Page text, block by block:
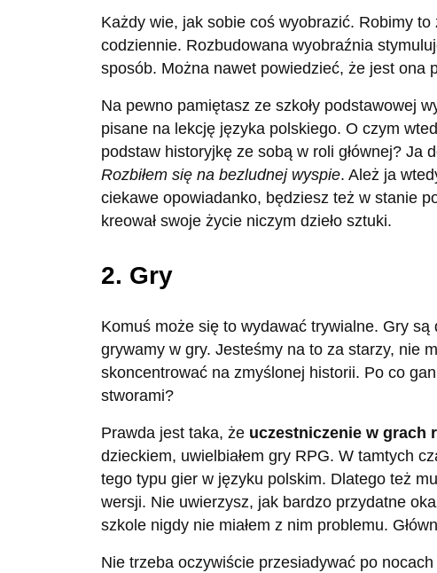
Każdy wie, jak sobie coś wyobrazić. Robimy
codziennie. Rozbudowana wyobraźnia
sposób. Można nawet powiedzieć, że jest ona
Na pewno pamiętasz ze szkoły podstawowej
pisane na lekcję języka polskiego. O czym
podstaw historyjkę ze sobą w roli głównej? Ja
Rozbiłem się na bezludnej wyspie. Ależ ja
ciekawe opowiadanko, będziesz też w stanie
kreował swoje życie niczym dzieło sztuki.
2. Gry
Komuś może się to wydawać trywialne. Gry
grywamy w gry. Jesteśmy na to za starzy, nie
skoncentrować na zmyślonej historii. Po co
stworami?
Prawda jest taka, że uczestniczenie w grach
dzieckiem, uwielbiałem gry RPG. W tamtych
tego typu gier w języku polskim. Dlatego też
wersji. Nie uwierzysz, jak bardzo przydatne
szkole nigdy nie miałem z nim problemu.
Nie trzeba oczywiście przesiadywać po